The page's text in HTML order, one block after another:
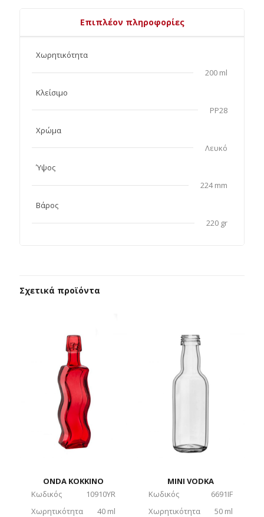
Επιπλέον πληροφορίες
Χωρητικότητα
200 ml
Κλείσιμο
PP28
Χρώμα
Λευκό
Ύψος
224 mm
Βάρος
220 gr
Σχετικά προϊόντα
ONDA ΚΟΚΚΙΝΟ
Κωδικός
10910YR
Χωρητικότητα
40 ml
ΜΙΝΙ VODKA
Κωδικός
6691IF
Χωρητικότητα
50 ml